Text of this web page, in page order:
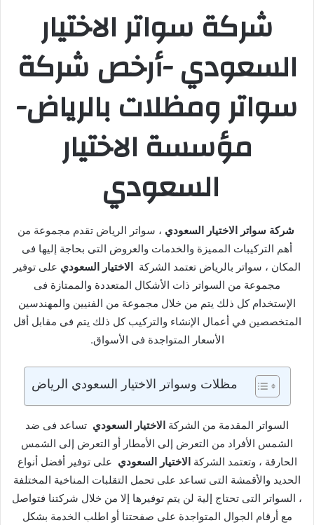
شركة سواترالاختيار
السعودي-أرخص شركة
سواتر ومظلات بالرياض-
مؤسسة الاختيار
السعودي
شركة سواتر الاختيار السعودي ، سواتر الرياض تقدم مجموعة من
أهم التركيبات المميزة والخدمات والعروض التى بحاجة إليها فى
المكان ، سواتر بالرياض تعتمد الشركة الاختيار السعودي على توفير
مجموعة من السواتر ذات الأشكال المتعددة والممتازة فى
الإستخدام كل ذلك يتم من خلال مجموعة من الفنيين والمهندسين
المتخصصين في أعمال الإنشاء والتركيب كل ذلك يتم فى مقابل أقل
الأسعار المتواجدة فى الأسواق.
مظلات وسواتر الاختيار السعودي الرياض
السواتر المقدمة من الشركة الاختيار السعودي تساعد فى ضد
الشمس الأفراد من التعرض إلى الأمطار أو التعرض إلى الشمس
الحارقة ، وتعتمد الشركةالاختيار السعودي على توفير أفضل أنواع
الحديد والأقمشة التى تساعد على تحمل التقلبات المناخية المختلفة
، السواتر التى تحتاج إلية لن يتم توفيرها إلا من خلال شركتنا فتواصل
مع أرقام الجوال المتواجدة على صفحتنا أو اطلب الخدمة بشكل